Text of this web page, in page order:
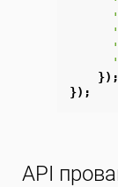
});
});
API